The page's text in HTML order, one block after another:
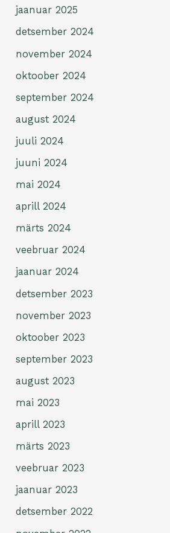
jaanuar 2025
detsember 2024
november 2024
oktoober 2024
september 2024
august 2024
juuli 2024
juuni 2024
mai 2024
aprill 2024
märts 2024
veebruar 2024
jaanuar 2024
detsember 2023
november 2023
oktoober 2023
september 2023
august 2023
mai 2023
aprill 2023
märts 2023
veebruar 2023
jaanuar 2023
detsember 2022